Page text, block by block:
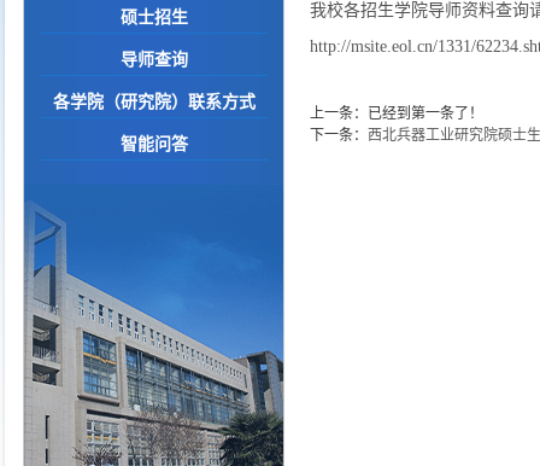
硕士招生
导师查询
各学院（研究院）联系方式
智能问答
我校各招生学院导师资料查询
http://msite.eol.cn/1331/
上一条：已经到第一条了！
下一条： 西北兵器工业研究院硕士